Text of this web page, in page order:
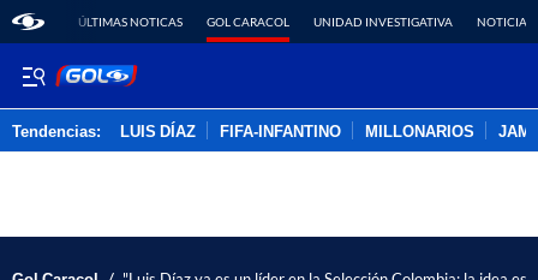
ÚLTIMAS NOTICAS GOL CARACOL UNIDAD INVESTIGATIVA NOTICIAS
Tendencias: LUIS DÍAZ FIFA-INFANTINO MILLONARIOS